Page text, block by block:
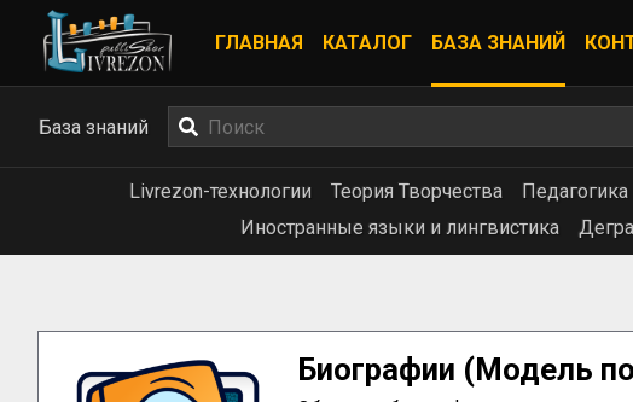
ГЛАВНАЯ КАТАЛОГ БАЗА ЗНАНИЙ
База знаний
Livrezon-технологии Теория Творчества
Иностранные языки и лингвистика
Биографии (Модель